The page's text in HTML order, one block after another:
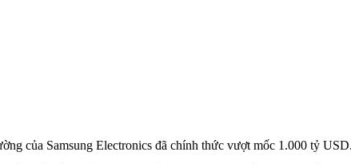
của Samsung Electronics đã chính thức vượt mốc 1.000 tỷ USD.